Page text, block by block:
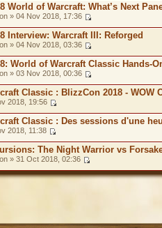
World of Warcraft: What’s Next
» 04 Nov 2018, 17:36
Interview: Warcraft III: Reforged
» 04 Nov 2018, 03:36
World of Warcraft Classic Hands-
» 03 Nov 2018, 00:36
Classic : BlizzCon 2018 - WOW
2018, 19:56
Classic : Des sessions d'une
2018, 11:38
The Night Warrior vs
» 31 Oct 2018, 02:36